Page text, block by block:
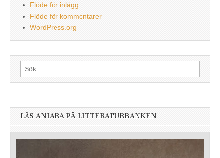
Flöde för inlägg
Flöde för kommentarer
WordPress.org
Sök
efter:
LÄS ANIARA PÅ LITTERATURBANKEN